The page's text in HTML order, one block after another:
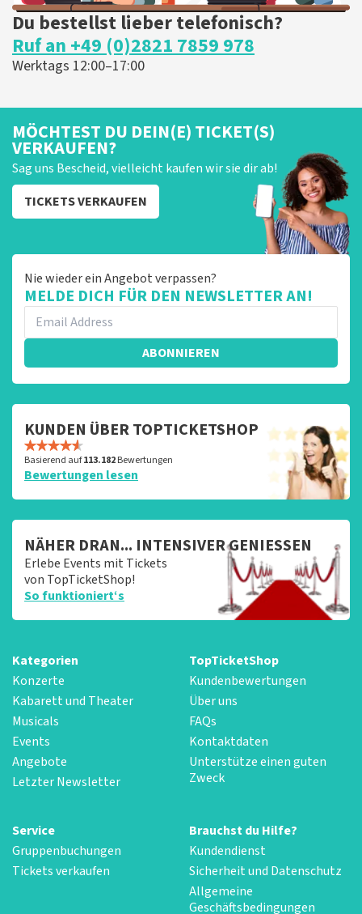
Du bestellst lieber telefonisch?
Ruf an +49 (0)2821 7859 978
Werktags 12:00–17:00
MÖCHTEST DU DEIN(E) TICKET(S)
VERKAUFEN?
Sag uns Bescheid, vielleicht kaufen wir sie dir ab!
TICKETS VERKAUFEN
Nie wieder ein Angebot verpassen?
MELDE DICH FÜR DEN NEWSLETTER AN!
ABONNIEREN
KUNDEN ÜBER TOPTICKETSHOP
Basierend auf113.182Bewertungen
Bewertungen lesen
NÄHER DRAN... INTENSIVER GENIESSEN
Erlebe Events mit Tickets
von TopTicketShop!
So funktioniert‘s
Kategorien
Konzerte
Kabarett und Theater
Musicals
Events
Angebote
Letzter Newsletter
TopTicketShop
Kundenbewertungen
Über uns
FAQs
Kontaktdaten
Unterstütze einen guten
Zweck
Service
Gruppenbuchungen
Tickets verkaufen
Brauchst du Hilfe?
Kundendienst
Sicherheit und Datenschutz
Allgemeine
Geschäftsbedingungen